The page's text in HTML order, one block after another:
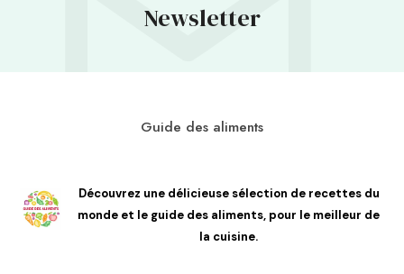
Newsletter
Guide des aliments
Découvrez une délicieuse sélection de recettes du
monde et le guide des aliments, pour le meilleur de
la cuisine.